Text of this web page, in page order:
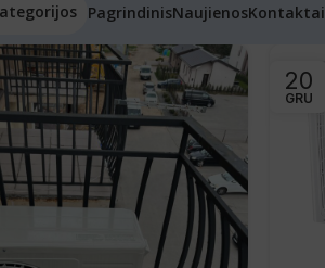
PagrindinisNaujienosKontaktai
20
GRU